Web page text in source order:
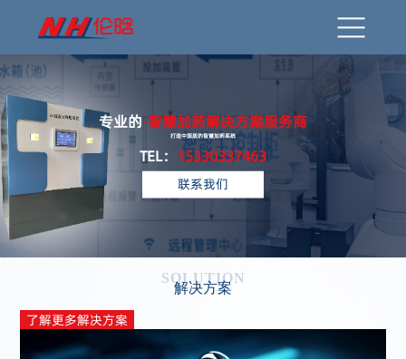
专业的·智慧加药解决方案服务商
打造中国版的智慧加药系统
TEL： 15330337463
联系我们
SOLUTION
解决方案
了解更多解决方案